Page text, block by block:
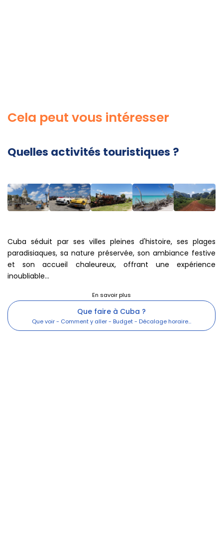
Cela peut vous intéresser
Quelles activités touristiques ?
Cuba séduit par ses villes pleines d'histoire, ses plages
paradisiaques, sa nature préservée, son ambiance festive
et son accueil chaleureux, offrant une expérience
inoubliable...
Que faire à Cuba ?